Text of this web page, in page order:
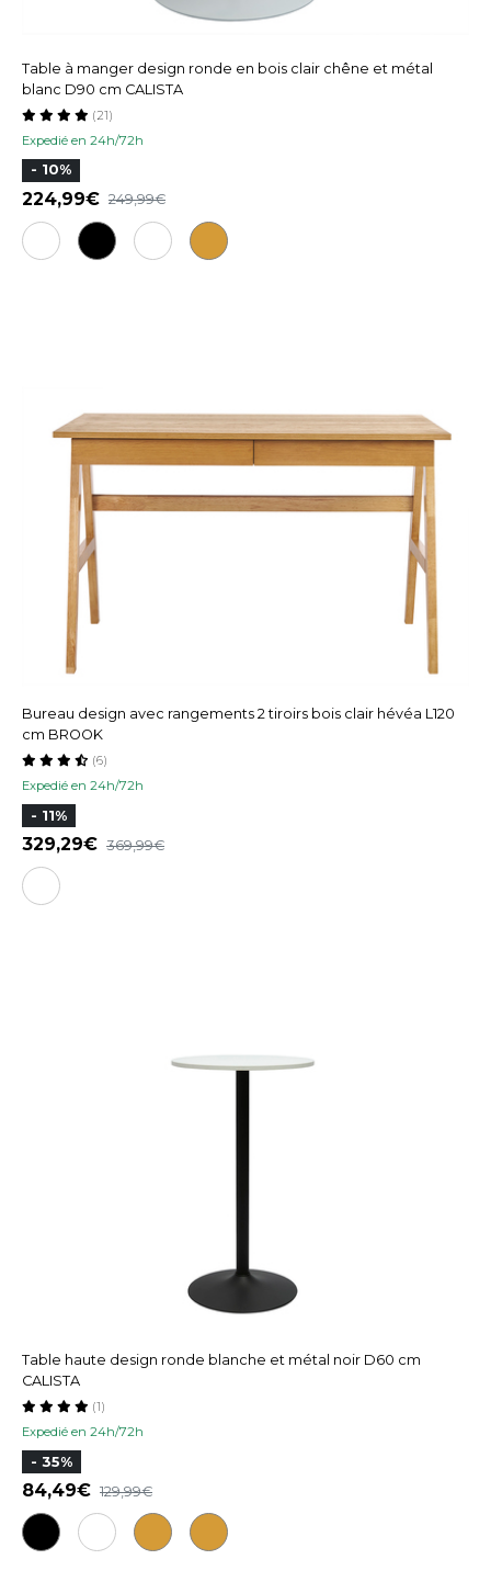
Table à manger design ronde en bois clair chêne et métal
blanc D90 cm CALISTA
Expedié en 24h/72h
(21)
- 10%
224,99 249,99
Bureau design avec rangements 2 tiroirs bois clair hévéa L120
cm BROOK
Expedié en 24h/72h
(6)
- 11%
329,29 369,99
Table haute design ronde blanche et métal noir D60 cm
CALISTA
Expedié en 24h/72h
(1)
- 35%
84,49 129,99